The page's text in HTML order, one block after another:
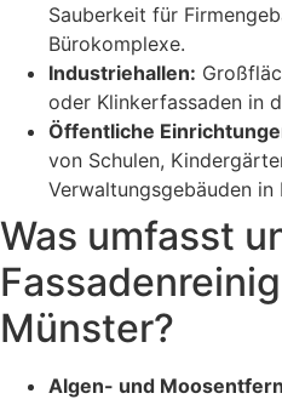
Sauberkeit für
Bürokomplexe.
Industriehallen:
oder Klinkerfassaden in
Öffentliche
von Schulen,
Verwaltungsgebäuden in
Was umfasst
Münster?
Algen- und